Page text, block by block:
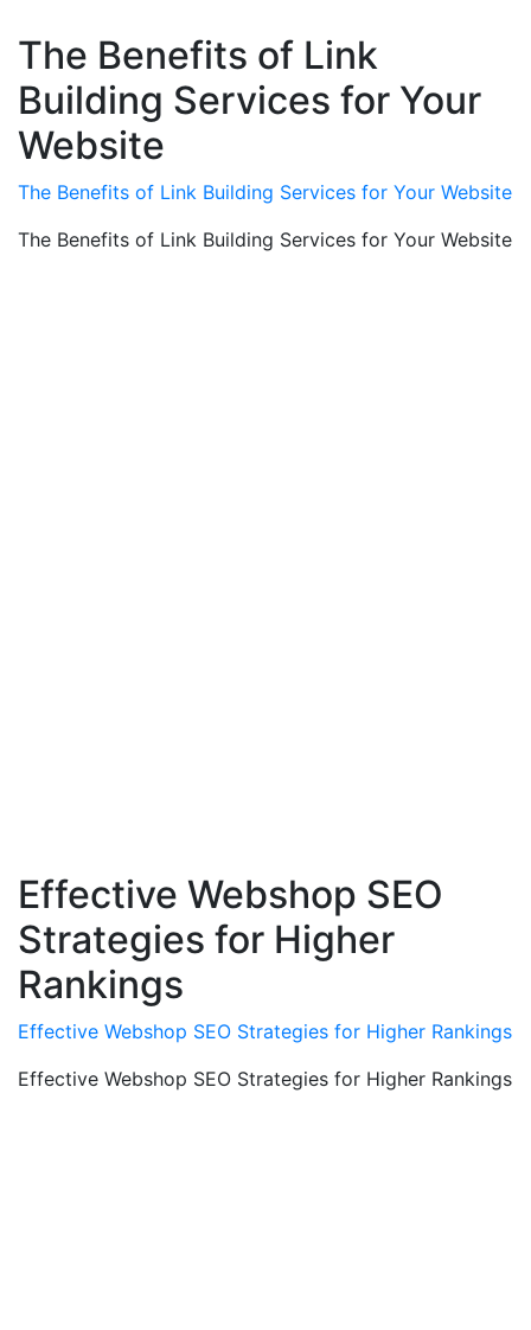
The Benefits of Link
Building Services for Your
Website
The Benefits of Link Building Services for Your Website
The Benefits of Link Building Services for Your Website
Effective Webshop SEO
Strategies for Higher
Rankings
Effective Webshop SEO Strategies for Higher Rankings
Effective Webshop SEO Strategies for Higher Rankings